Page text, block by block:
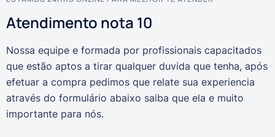
Atendimento nota 10
Nossa equipe e formada por profissionais capacitados
que estão aptos a tirar qualquer duvida que tenha, após
efetuar a compra pedimos que relate sua experiencia
através do formulário abaixo saiba que ela e muito
importante para nós.